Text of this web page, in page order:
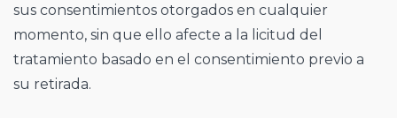
sus consentimientos otorgados en cualquier
momento, sin que ello afecte a la licitud del
tratamiento basado en el consentimiento previo a
su retirada.